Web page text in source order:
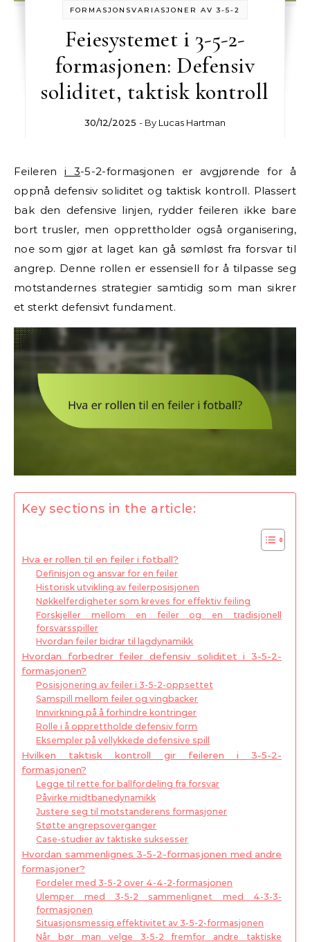
FORMASJONSVARIASJONER AV 3-5-2
Feiesystemet i 3-5-2-
formasjonen: Defensiv
soliditet, taktisk kontroll
30/12/2025 - By Lucas Hartman
Feileren i 3-5-2-formasjonen er avgjørende for å
oppnå defensiv soliditet og taktisk kontroll. Plassert
bak den defensive linjen, rydder feileren ikke bare
bort trusler, men opprettholder også organisering,
noe som gjør at laget kan gå sømløst fra forsvar til
angrep. Denne rollen er essensiell for å tilpasse seg
motstandernes strategier samtidig som man sikrer
et sterkt defensivt fundament.
Key sections in the article:
Hva er rollen til en feiler i fotball?
Definisjon og ansvar for en feiler
Historisk utvikling av feilerposisjonen
Nøkkelferdigheter som kreves for effektiv feiling
Forskjeller mellom en feiler og en tradisjonell
forsvarsspiller
Hvordan feiler bidrar til lagdynamikk
Hvordan forbedrer feiler defensiv soliditet i 3-5-2-
formasjonen?
Posisjonering av feiler i 3-5-2-oppsettet
Samspill mellom feiler og vingbacker
Innvirkning på å forhindre kontringer
Rolle i å opprettholde defensiv form
Eksempler på vellykkede defensive spill
Hvilken taktisk kontroll gir feileren i 3-5-2-
formasjonen?
Legge til rette for ballfordeling fra forsvar
Påvirke midtbanedynamikk
Justere seg til motstanderens formasjoner
Støtte angrepsoverganger
Case-studier av taktiske suksesser
Hvordan sammenlignes 3-5-2-formasjonen med andre
formasjoner?
Fordeler med 3-5-2 over 4-4-2-formasjonen
Ulemper med 3-5-2 sammenlignet med 4-3-3-
formasjonen
Situasjonsmessig effektivitet av 3-5-2-formasjonen
Når bør man velge 3-5-2 fremfor andre taktiske